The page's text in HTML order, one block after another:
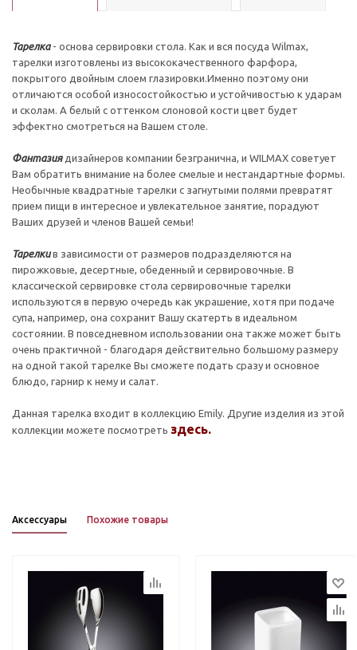
Тарелка - основа сервировки стола. Как и вся посуда Wilmax,
тарелки изготовлены из высококачественного фарфора,
покрытого двойным слоем глазировки.Именно поэтому они
отличаются особой износостойкостью и устойчивостью к ударам
и сколам. А белый с оттенком слоновой кости цвет будет
эффектно смотреться на Вашем столе.
Фантазиядизайнеров компании безгранична, и WILMAX советует
Вам обратить внимание на более смелые и нестандартные формы.
Необычные квадратные тарелки с загнутыми полями превратят
прием пищи в интересное и увлекательное занятие, порадуют
Ваших друзей и членов Вашей семьи!
Тарелкив зависимости от размеров подразделяются на
пирожковые, десертные, обеденный и сервировочные. В
классической сервировке стола сервировочные тарелки
используются в первую очередь как украшение, хотя при подаче
супа, например, она сохранит Вашу скатерть в идеальном
состоянии. В повседневном использовании она также может быть
очень практичной - благодаря действительно большому размеру
на одной такой тарелке Вы сможете подать сразу и основное
блюдо, гарнир к нему и салат.
Данная тарелка входит в коллекцию Emily. Другие изделия из этой
коллекции можете посмотреть здесь.
Аксессуары Похожие товары